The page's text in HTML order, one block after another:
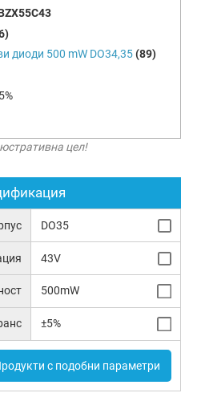
диоди 500 mW DO34,35(89)
цел!
DO35
43V
500mW
±5%
с подобни параметри